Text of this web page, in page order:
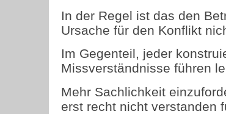
In der Regel ist das den
Ursache für den Konflikt
Im Gegenteil, jeder
Missverständnisse führen
Mehr Sachlichkeit
erst recht nicht verstanden